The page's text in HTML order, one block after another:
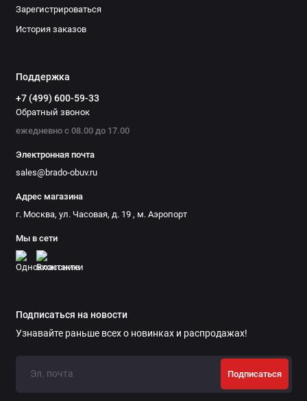
Зарегистрироваться
История заказов
Поддержка
+7 (499) 600-59-33
Обратный звонок
ежедневно с 08.00 до 17.00
Электронная почта
sales@brado-obuv.ru
Адрес магазина
г. Москва, ул. Часовая, д. 19 , м. Аэропорт
Мы в сети
Подписаться на новости
Узнавайте раньше всех о новинках и распродажах!
Подписаться